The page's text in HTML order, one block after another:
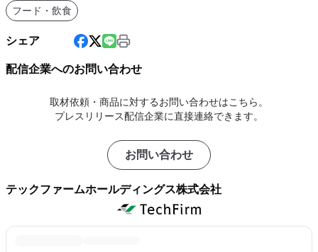
フード・飲食
シェア
配信企業へのお問い合わせ
取材依頼・商品に対するお問い合わせはこちら。
プレスリリース配信企業に直接連絡できます。
お問い合わせ
テックファームホールディングス株式会社